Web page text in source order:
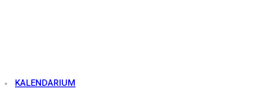
KALENDARIUM